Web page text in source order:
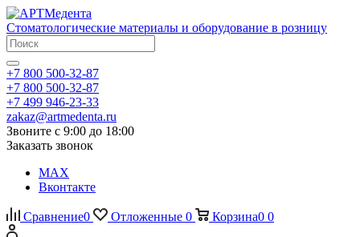
Стоматологические материалы и оборудование в розницу
+7 800 500-32-87
+7 800 500-32-87
+7 499 946-23-33
zakaz@artmedenta.ru
Звоните с 9:00 до 18:00
Заказать звонок
MAX
Вконтакте
Сравнение0 Отложенные 0 Корзина0 0